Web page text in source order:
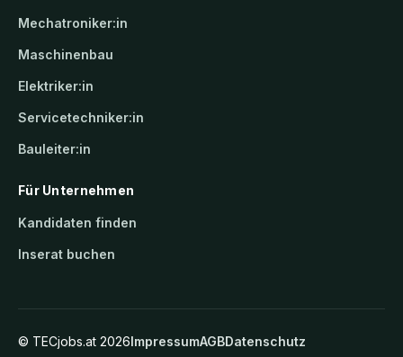
Mechatroniker:in
Maschinenbau
Elektriker:in
Servicetechniker:in
Bauleiter:in
Für Unternehmen
Kandidaten finden
Inserat buchen
© TECjobs.at 2026ImpressumAGBDatenschutz